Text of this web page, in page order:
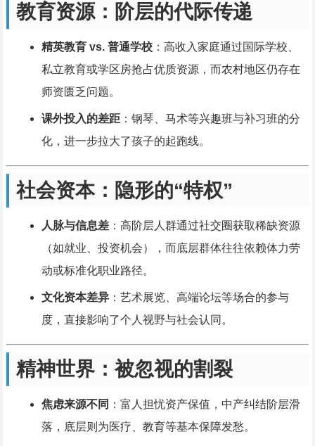
教育资源：阶层的代际传递
精英教育 vs. 普通学校：高收入家庭通过国际学校、
私立教育或学区房抢占优质资源，而农村地区仍存在
师资匮乏问题。
课外投入的差距：钢琴、马术等兴趣班与补习班的分
化，进一步拉大了孩子的起跑线。
社会资本：隐形的“特权”
人脉与信息差：高阶层人群通过社交圈获取稀缺资源
（如就业、投资机会），而底层群体往往依赖体力劳
动或标准化职业路径。
文化资本差异：艺术展览、高端论坛等场合的参与
度，直接影响了个人视野与社会认同。
精神世界：被忽视的割裂
焦虑来源不同 ：富人担忧资产保值，中产纠结阶层滑
落，底层则为医疗、教育等基本保障发愁。